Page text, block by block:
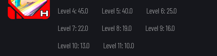
Level 4: 45.0
Level 5: 40.0
Level 6: 25.0
Level 7: 22.0
Level 8: 19.0
Level 9: 16.0
Level 10: 13.0
Level 11: 10.0